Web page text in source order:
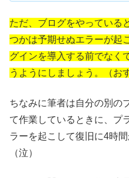
ただ、ブログをやっている
つかは予期せぬエラーが起
グインを導入する前でなく
うようにしましょう。（お
ちなみに筆者は自分の別の
て作業しているときに、プ
ラーを起こして復旧に4時
（泣）